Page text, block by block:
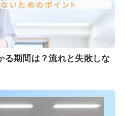
る期間は？流れと失敗しな